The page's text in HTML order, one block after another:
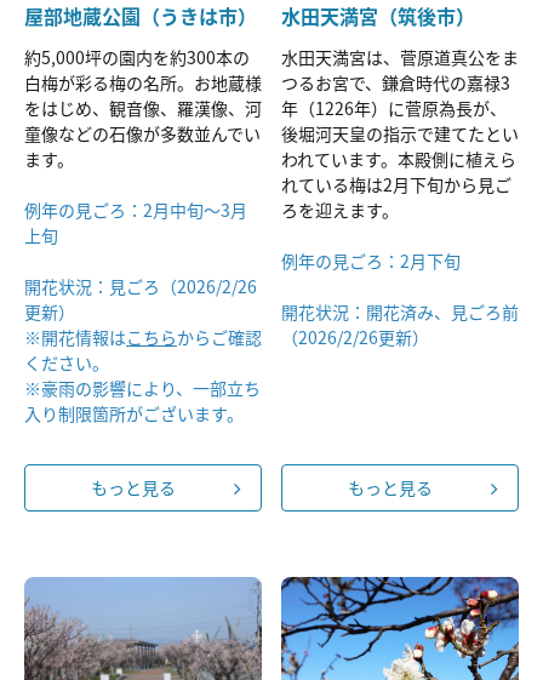
屋部地蔵公園（うきは市）
約5,000坪の園内を約300本の
白梅が彩る梅の名所。お地蔵様
をはじめ、観音像、羅漢像、河
童像などの石像が多数並んでい
ます。
例年の見ごろ：2月中旬～3月
上旬
開花状況：見ごろ（2026/2/26
更新）
※開花情報はこちらからご確認
ください。
※豪雨の影響により、一部立ち
入り制限箇所がございます。
もっと見る
水田天満宮（筑後市）
水田天満宮は、菅原道真公をま
つるお宮で、鎌倉時代の嘉禄3
年（1226年）に菅原為長が、
後堀河天皇の指示で建てたとい
われています。本殿側に植えら
れている梅は2月下旬から見ご
ろを迎えます。
例年の見ごろ：2月下旬
開花状況：開花済み、見ごろ前
（2026/2/26更新）
もっと見る